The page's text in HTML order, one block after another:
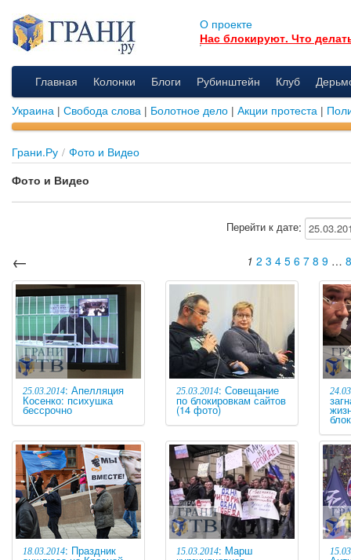
О проекте
Нас блокируют. Что
Главная Колонки Блоги Рубинштейн Клуб
Украина | Свобода слова | Болотное дело | Акции протеста |
Грани.Ру / Фото и Видео
Фото и Видео
Перейти к дате:
← 1 2 3 4 5 6 7 8 9 …
25.03.2014: Апелляция
Косенко: психушка
бессрочно
25.03.2014: Совещание
по блокировкам сайтов
(14 фото)
18.03.2014: Праздник 15.03.2014: Марш